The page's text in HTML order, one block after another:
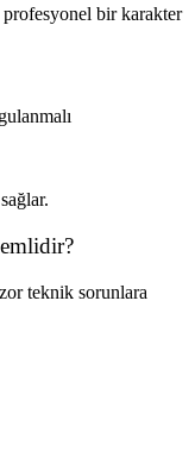
profesyonel bir karakter
teknik sorunlara